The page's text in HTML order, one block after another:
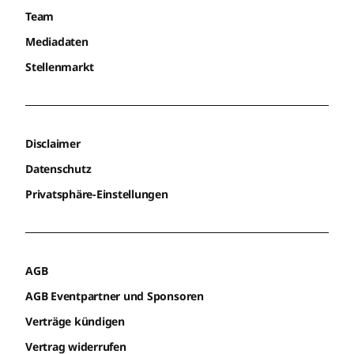
Team
Mediadaten
Stellenmarkt
Disclaimer
Datenschutz
Privatsphäre-Einstellungen
AGB
AGB Eventpartner und Sponsoren
Verträge kündigen
Vertrag widerrufen